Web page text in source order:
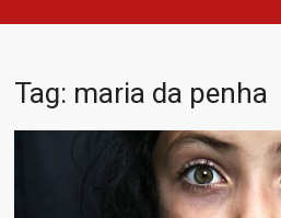
Tag: maria da penha